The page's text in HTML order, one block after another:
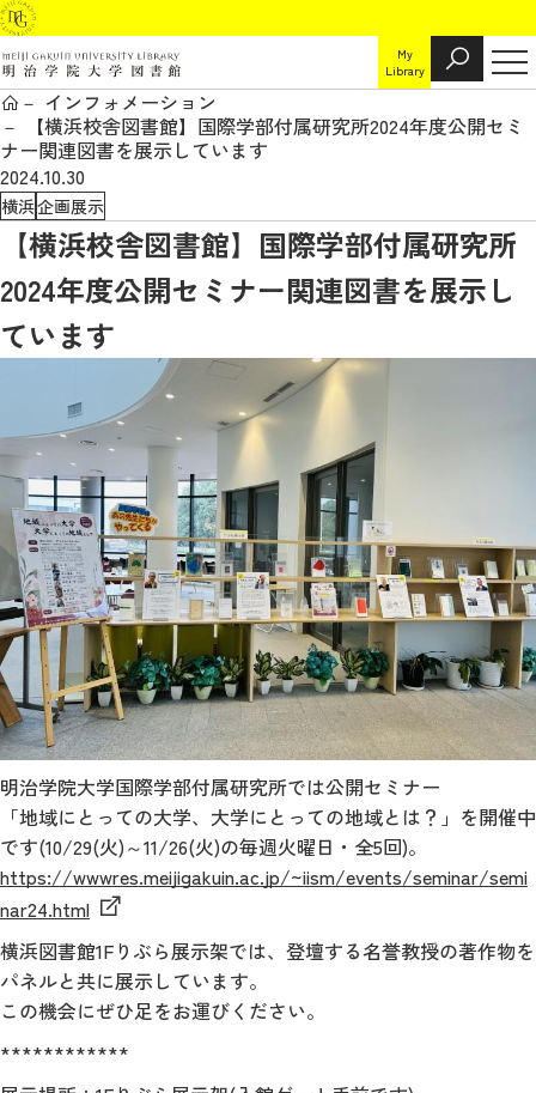
My
Library
インフォメーション
【横浜校舎図書館】国際学部付属研究所2024年度公開セミ
ナー関連図書を展示しています
2024.10.30
横浜企画展示
【横浜校舎図書館】国際学部付属研究所
2024年度公開セミナー関連図書を展示し
ています
明治学院大学国際学部付属研究所では公開セミナー
「地域にとっての大学、大学にとっての地域とは？」を開催中
です(10/29(火)～11/26(火)の毎週火曜日・全5回)。
https://wwwres.meijigakuin.ac.jp/~iism/events/seminar/semi
nar24.html
横浜図書館1Fりぶら展示架では、登壇する名誉教授の著作物を
パネルと共に展示しています。
この機会にぜひ足をお運びください。
************